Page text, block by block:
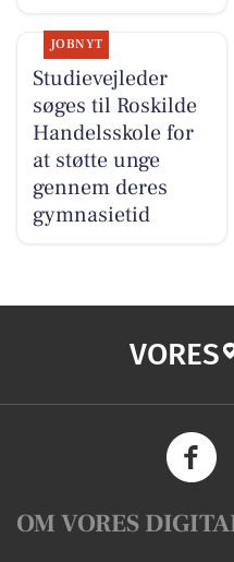
JOBNYT
Studievejleder
søges til Roskilde
Handelsskole for
at støtte unge
gennem deres
gymnasietid
VORES
OM VORES